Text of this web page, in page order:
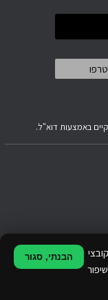
הבנתי, סגור
באמצעות דוא"ל.